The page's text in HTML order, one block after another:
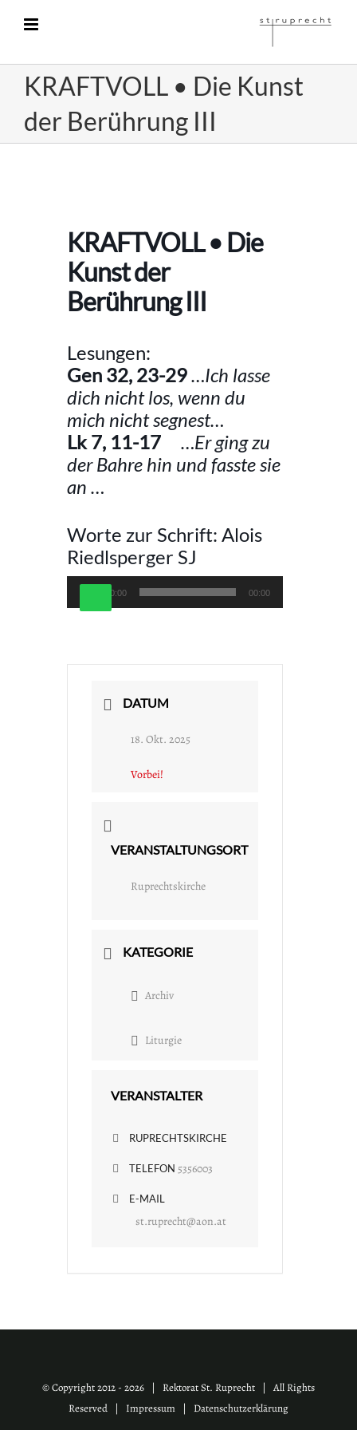
springen
KRAFTVOLL • Die Kunst
der Berührung III
KRAFTVOLL • Die
Kunst der
Berührung III
Lesungen:
Gen 32, 23-29…Ich lasse
dich nicht los, wenn du
mich nicht segnest…
Lk 7, 11-17
…Er ging zu
der Bahre hin und fasste sie
an …
Worte zur Schrift: Alois
Riedlsperger SJ
Audio-
Player
00:00 00:00
DATUM
18. Okt. 2025
Vorbei!
VERANSTALTUNGSORT
Ruprechtskirche
KATEGORIE
Archiv
Liturgie
VERANSTALTER
RUPRECHTSKIRCHE
TELEFON 5356003
E-MAIL
st.ruprecht@aon.at
© Copyright 2012 - 2026 | Rektorat St. Ruprecht | All Rights
Reserved | Impressum | Datenschutzerklärung